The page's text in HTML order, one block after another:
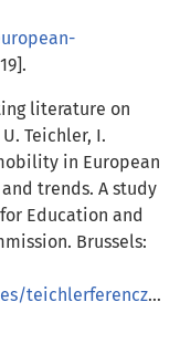
literature on
Teichler, I.
in European
trends. A study
Education and
Brussels: